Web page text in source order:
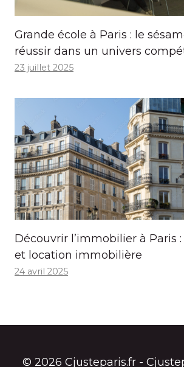
Grande école à Paris : le
réussir dans un univers
23 juillet 2025
Découvrir l’immobilier à Paris
et location immobilière
24 avril 2025
© 2026 Cjusteparis.fr -